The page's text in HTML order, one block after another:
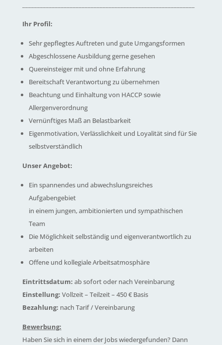
Ihr Profil:
Sehr gepflegtes Auftreten und gute Umgangsformen
Abgeschlossene Ausbildung gerne gesehen
Quereinsteiger mit und ohne Erfahrung
Bereitschaft Verantwortung zu übernehmen
Beachtung und Einhaltung von HACCP sowie
Allergenverordnung
Vernünftiges Maß an Belastbarkeit
Eigenmotivation, Verlässlichkeit und Loyalität sind für Sie
selbstverständlich
Unser Angebot:
Ein spannendes und abwechslungsreiches
Aufgabengebiet
in einem jungen, ambitionierten und sympathischen
Team
Die Möglichkeit selbständig und eigenverantwortlich zu
arbeiten
Offene und kollegiale Arbeitsatmosphäre
Eintrittsdatum: ab sofort oder nach Vereinbarung
Einstellung: Vollzeit – Teilzeit – 450 € Basis
Bezahlung: nach Tarif / Vereinbarung
Bewerbung:
Haben Sie sich in einem der Jobs wiedergefunden? Dann